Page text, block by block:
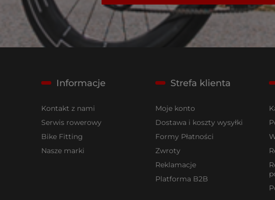
Informacje
Kontakt z nami
Serwis rowerowy
Bike Fitting
Nasze marki
Strefa klienta
Moje konto
Dostawa i koszty wysyłki
Formy Płatności
Zwroty
Reklamacje
Platforma B2B